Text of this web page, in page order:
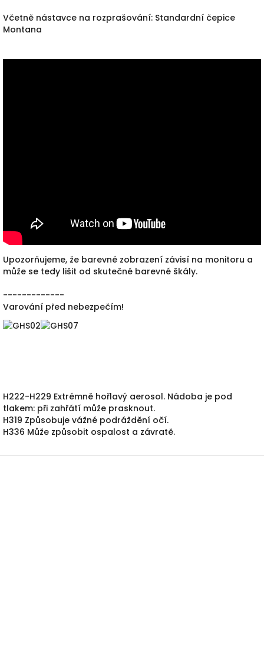
Včetně nástavce na rozprašování: Standardní čepice
Montana
Upozorňujeme, že barevné zobrazení závisí na monitoru a
může se tedy lišit od skutečné barevné škály.
-------------
Varování před nebezpečím!
H222-H229 Extrémně hořlavý aerosol. Nádoba je pod
tlakem: při zahřátí může prasknout.
H319 Způsobuje vážné podráždění očí.
H336 Může způsobit ospalost a závratě.